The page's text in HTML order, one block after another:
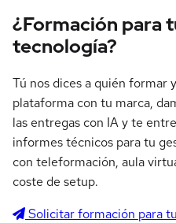
¿Formación para
tecnología?
Tú nos dices a quién formar
plataforma con tu marca,
las entregas con IA y te
informes técnicos para tu
con teleformación, aula
coste de setup.
Solicitar formación para